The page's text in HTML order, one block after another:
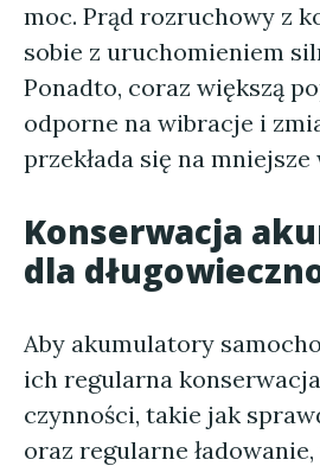
moc. Prąd rozruchowy z
sobie z uruchomieniem
Ponadto, coraz większą
odporne na wibracje i
przekłada się na
Konserwacja
dla
Aby akumulatory
ich regularna
czynności, takie jak
oraz regularne